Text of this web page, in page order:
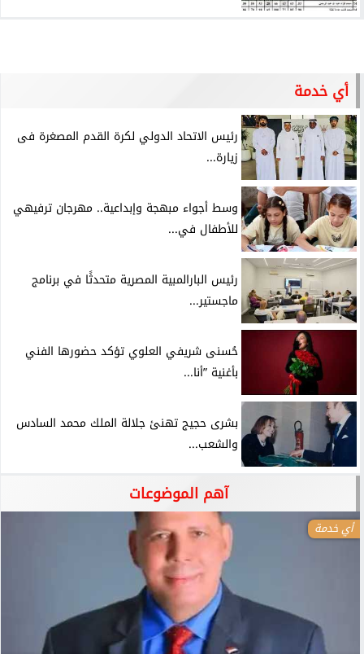
أي خدمة
رئيس الاتحاد الدولي لكرة القدم المصغرة فى
زيارة...
وسط أجواء مبهجة وإبداعية.. مهرجان ترفيهي
للأطفال في...
رئيس البارالمبية المصرية متحدثًا في برنامج
ماجستير...
حُسنى شريفي العلوي تؤكد حضورها الفني
بأغنية ”أنا...
بشرى حجيج تهنئ جلالة الملك محمد السادس
والشعب...
آهم الموضوعات
أي خدمة